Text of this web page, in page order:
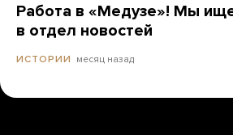
Работа в «Медузе»! Мы
в отдел новостей
ИСТОРИИ месяц назад